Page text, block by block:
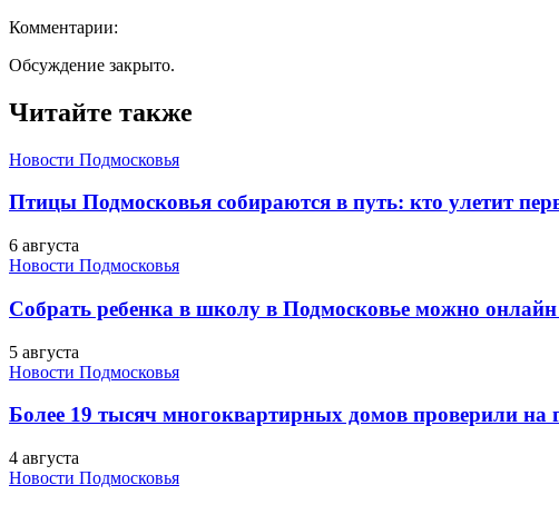
Комментарии:
Обсуждение закрыто.
Читайте также
Новости Подмосковья
Птицы Подмосковья собираются в путь: кто улетит
6 августа
Новости Подмосковья
Собрать ребенка в школу в Подмосковье можно
5 августа
Новости Подмосковья
Более 19 тысяч многоквартирных домов проверили на
4 августа
Новости Подмосковья